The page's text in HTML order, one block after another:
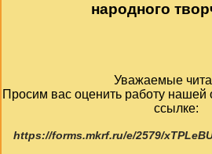
народного
Уважаемые
Просим вас оценить работу нашей
ссылке:
https://forms.mkrf.ru/e/2579/